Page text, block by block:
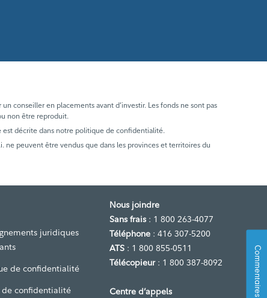
conseiller en placements avant d’investir. Les fonds ne sont pas
non être reproduit.
décrite dans notre politique de confidentialité.
ne peuvent être vendus que dans les provinces et territoires du
juridiques
de confidentialité
de confidentialité
Nous joindre
Sans frais: 1 800 263-4077
Téléphone : 416 307-5200
ATS : 1 800 855-0511
Télécopieur: 1 800 387-8092
Centre d’appels
Commentaires